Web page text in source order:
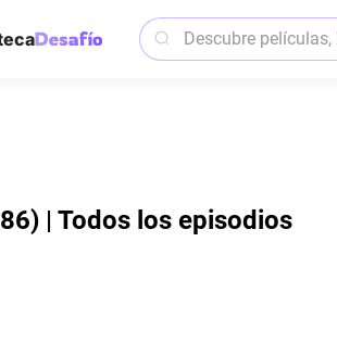
| Todos los episodios